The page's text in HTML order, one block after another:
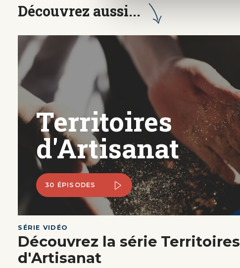
Découvrez aussi...
Territoires
d'Artisanat
30 ÉPISODES
SÉRIE VIDÉO
Découvrez la série Territoires
d'Artisanat